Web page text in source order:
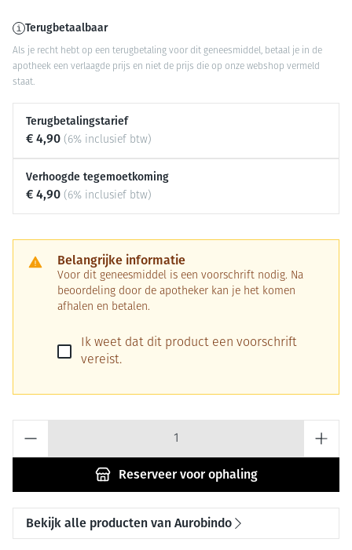
Terugbetaalbaar
Als je recht hebt op een terugbetaling voor dit geneesmiddel, betaal je in de
apotheek een verlaagde prijs en niet de prijs die op onze webshop vermeld
staat.
Terugbetalingstarief
€ 4,90 (6% inclusief btw)
Verhoogde tegemoetkoming
€ 4,90 (6% inclusief btw)
Belangrijke informatie
Voor dit geneesmiddel is een voorschrift nodig. Na
beoordeling door de apotheker kan je het komen
afhalen en betalen.
Ik weet dat dit product een voorschrift
vereist.
Reserveervoor ophaling
Bekijk alle producten van Aurobindo